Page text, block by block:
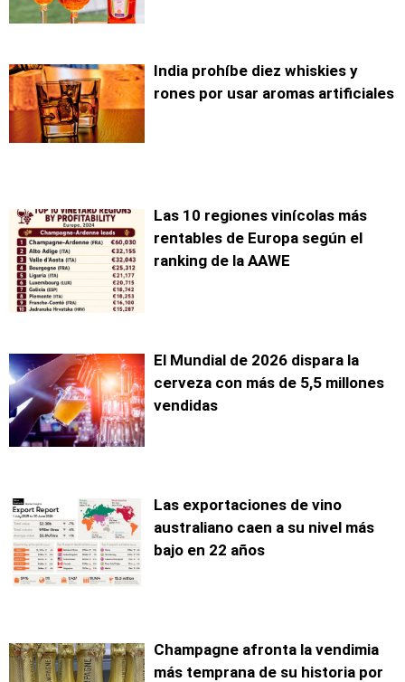
India prohíbe diez whiskies y
rones por usar aromas artificiales
Las 10 regiones vinícolas más
rentables de Europa según el
ranking de la AAWE
El Mundial de 2026 dispara la
cerveza con más de 5,5 millones
vendidas
Las exportaciones de vino
australiano caen a su nivel más
bajo en 22 años
Champagne afronta la vendimia
más temprana de su historia por